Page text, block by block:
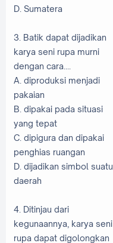
D. Sumatera
3. Batik dapat dijadikan
karya seni rupa murni
dengan cara....
A. diproduksi menjadi
pakaian
B. dipakai pada situasi
yang tepat
C. dipigura dan dipakai
penghias ruangan
D. dijadikan simbol suatu
daerah
4. Ditinjau dari
kegunaannya, karya seni
rupa dapat digolongkan